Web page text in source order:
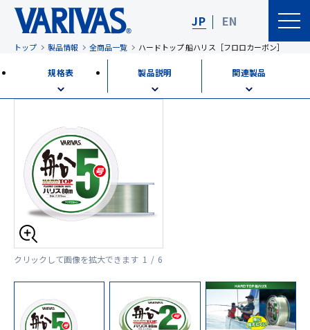
JP EN
トップ 製品情報 全商品一覧 ハードトップ 船ハリス［フロロカーボン］
規格表 製品説明 関連製品
クリックして画像を拡大できます 1 / 6